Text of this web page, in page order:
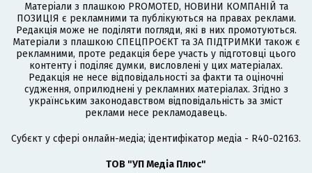
Матеріали з плашкою PROMOTED, НОВИНИ КОМПАНІЙ та
ПОЗИЦІЯ є рекламними та публікуються на правах реклами.
Редакція може не поділяти погляди, які в них промотуються.
Матеріали з плашкою СПЕЦПРОЄКТ та ЗА ПІДТРИМКИ також є
рекламними, проте редакція бере участь у підготовці цього
контенту і поділяє думки, висловлені у цих матеріалах.
Редакція не несе відповідальності за факти та оціночні
судження, оприлюднені у рекламних матеріалах. Згідно з
українським законодавством відповідальність за зміст
реклами несе рекламодавець.
Cубєкт у сфері онлайн-медіа; ідентифікатор медіа - R40-02163.
ТОВ "УП Медіа Плюс"